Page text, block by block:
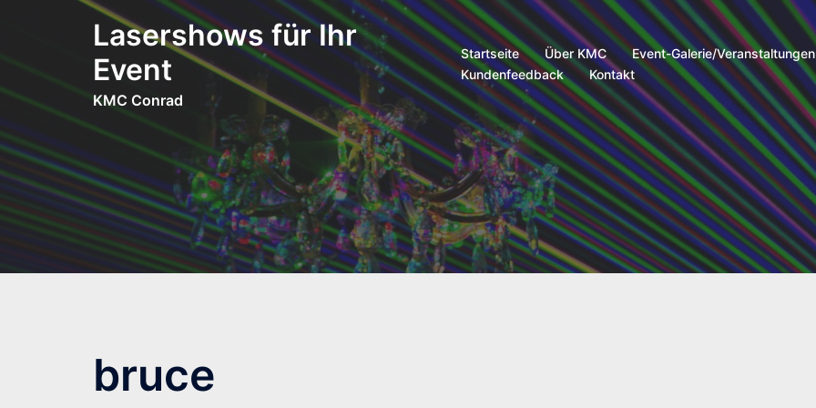
Lasershows für Ihr
Event
KMC Conrad
Startseite Über KMC Event-Galerie/Veranstaltungen
Kundenfeedback
Kontakt
bruce